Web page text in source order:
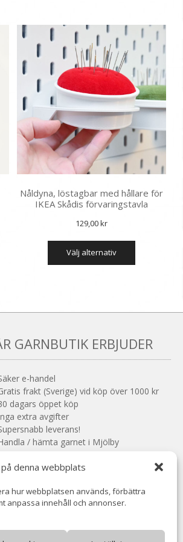
denna webbplats
hur webbplatsen används, förbättra
anpassa innehåll och annonser.
Nåldyna, löstagbar med hållare för
IKEA Skådis förvaringstavla
129,00kr
välj alternativ
Den
produkten
alternativen
GARNBUTIK ERBJUDER
e-handel
frakt (Sverige) vid köp över 1000 kr
dagars öppet köp
extra avgifter
leverans!
/ hämta garnet i Mjölby
registrerad (Norge)
moms ingår (ingen tullavgift)